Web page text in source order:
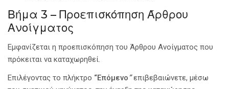
Βήμα 3 – Προεπισκόπηση Άρθρου
Ανοίγματος
Εμφανίζεται η προεπισκόπηση του Άρθρου Ανοίγματος που
πρόκειται να καταχωρηθεί.
Επιλέγοντας το πλήκτρο “Επόμενο”επιβεβαιώνετε, μέσω